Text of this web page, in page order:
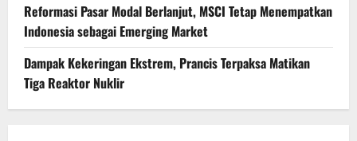
Reformasi Pasar Modal Berlanjut, MSCI Tetap Menempatkan
Indonesia sebagai Emerging Market
Dampak Kekeringan Ekstrem, Prancis Terpaksa Matikan
Tiga Reaktor Nuklir